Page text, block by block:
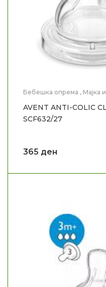
Бебешка опрема , Мајка
AVENT ANTI-COLIC
SCF632/27
365 ден